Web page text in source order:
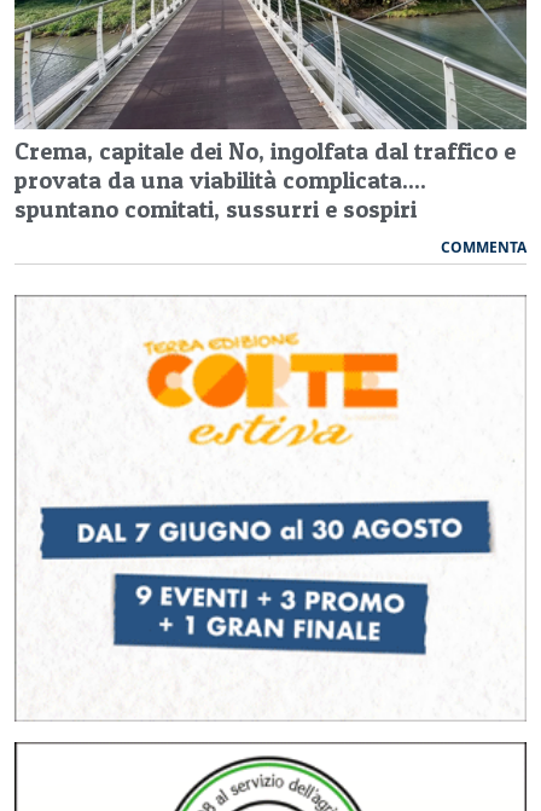
Crema, capitale dei No, ingolfata dal traffico e
provata da una viabilità complicata....
spuntano comitati, sussurri e sospiri
COMMENTA